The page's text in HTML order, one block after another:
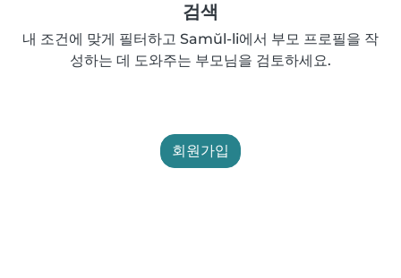
검색
내 조건에 맞게 필터하고 Samŭl-li에서 부모 프로필을 작
성하는 데 도와주는 부모님을 검토하세요.
회원가입